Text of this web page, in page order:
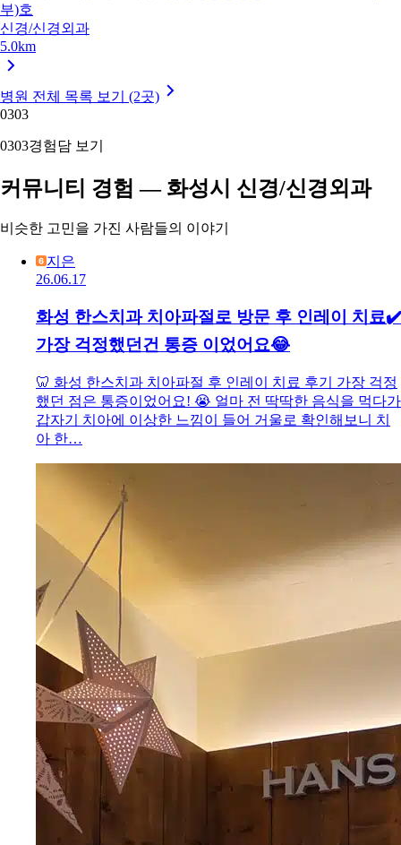
부)호
신경/신경외과
5.0km
병원 전체 목록 보기 (2곳)
0303
0303경험담 보기
커뮤니티 경험 — 화성시 신경/신경외과
비슷한 고민을 가진 사람들의 이야기
지은
26.06.17
화성 한스치과 치아파절로 방문 후 인레이 치료✔️
가장 걱정했던건 통증 이었어요😂
🦷 화성 한스치과 치아파절 후 인레이 치료 후기 가장 걱정
했던 점은 통증이었어요! 😭 얼마 전 딱딱한 음식을 먹다가
갑자기 치아에 이상한 느낌이 들어 거울로 확인해보니 치
아 한…